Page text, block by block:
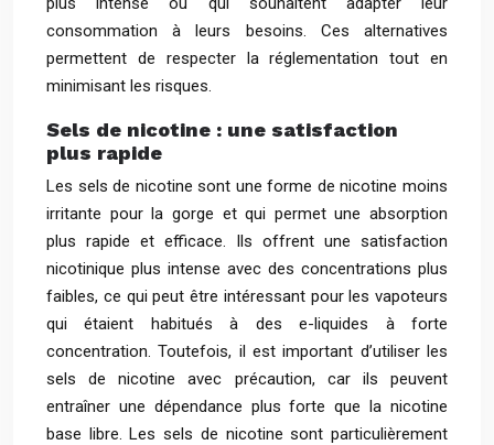
consommation à leurs besoins. Ces alternatives
permettent de respecter la réglementation tout en
minimisant les risques.
Sels de nicotine : une satisfaction
plus rapide
Les sels de nicotine sont une forme de nicotine moins
irritante pour la gorge et qui permet une absorption
plus rapide et efficace. Ils offrent une satisfaction
nicotinique plus intense avec des concentrations plus
faibles, ce qui peut être intéressant pour les vapoteurs
qui étaient habitués à des e-liquides à forte
concentration. Toutefois, il est important d’utiliser les
sels de nicotine avec précaution, car ils peuvent
entraîner une dépendance plus forte que la nicotine
base libre. Les sels de nicotine sont particulièrement